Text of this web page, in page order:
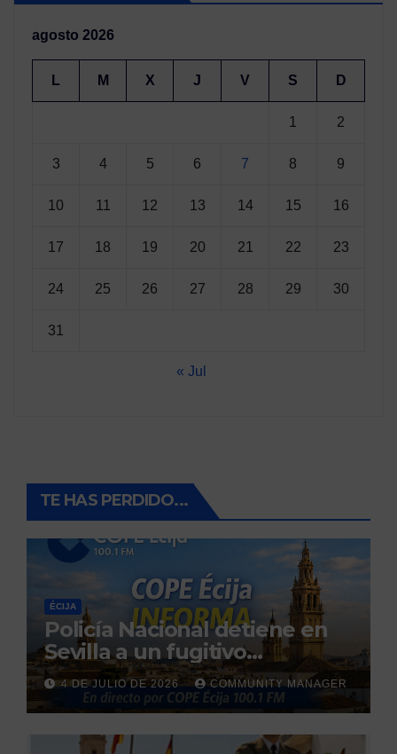
agosto 2026
L M X J V S D
1 2
3 4 5 6 7 8 9
10 11 12 13 14 15 16
17 18 19 20 21 22 23
24 25 26 27 28 29 30
31
« Jul
TE HAS PERDIDO...
ÉCIJA
Policía Nacional detiene en
Sevilla a un fugitivo
reclamado por narcotráfico
tras no regresar a prisión
durante un permiso
penitenciario
4 DE JULIO DE 2026 COMMUNITY MANAGER